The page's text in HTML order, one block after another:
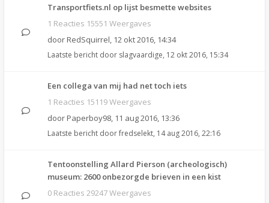
Transportfiets.nl op lijst besmette websites
1 Reacties 15551 Weergaves
door RedSquirrel, 12 okt 2016, 14:34
Laatste bericht door slagvaardige, 12 okt 2016, 15:34
Een collega van mij had net toch iets
1 Reacties 15119 Weergaves
door Paperboy98, 11 aug 2016, 13:36
Laatste bericht doorfredselekt, 14 aug 2016, 22:16
Tentoonstelling Allard Pierson (archeologisch)
museum: 2600 onbezorgde brieven in een kist
0 Reacties 29247 Weergaves